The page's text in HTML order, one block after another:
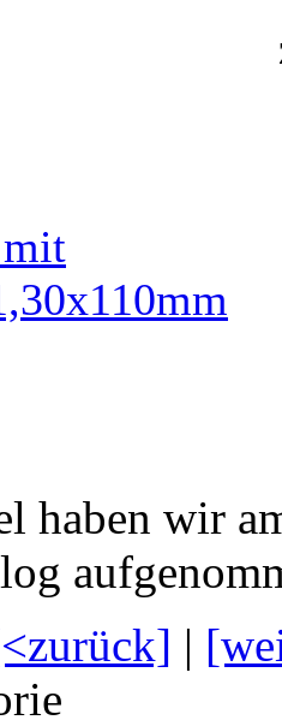
haben wir
|